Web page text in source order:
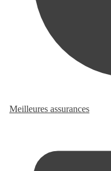
Meilleures assurances